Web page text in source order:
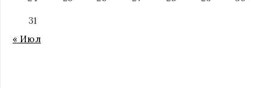
31
« Июл